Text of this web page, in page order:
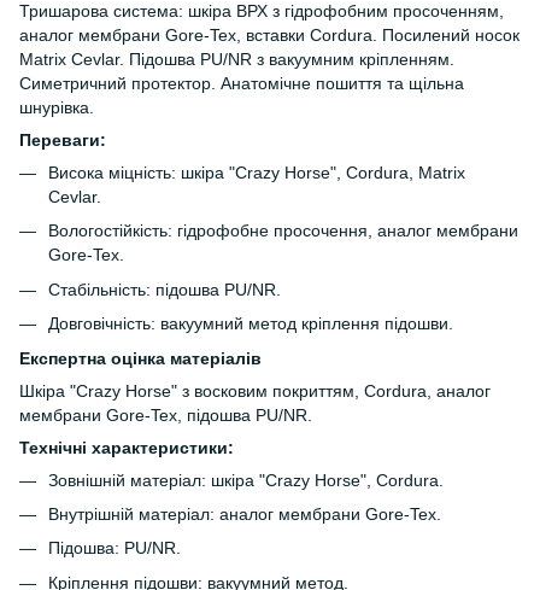
Тришарова система: шкіра ВРХ з гідрофобним просоченням,
аналог мембрани Gore-Tex, вставки Cordura. Посилений носок
Matrix Cevlar. Підошва PU/NR з вакуумним кріпленням.
Симетричний протектор. Анатомічне пошиття та щільна
шнурівка.
Переваги:
Висока міцність: шкіра "Crazy Horse", Cordura, Matrix
Cevlar.
Вологостійкість: гідрофобне просочення, аналог мембрани
Gore-Tex.
Стабільність: підошва PU/NR.
Довговічність: вакуумний метод кріплення підошви.
Експертна оцінка матеріалів
Шкіра "Crazy Horse" з восковим покриттям, Cordura, аналог
мембрани Gore-Tex, підошва PU/NR.
Технічні характеристики:
Зовнішній матеріал: шкіра "Crazy Horse", Cordura.
Внутрішній матеріал: аналог мембрани Gore-Tex.
Підошва: PU/NR.
Кріплення підошви: вакуумний метод.